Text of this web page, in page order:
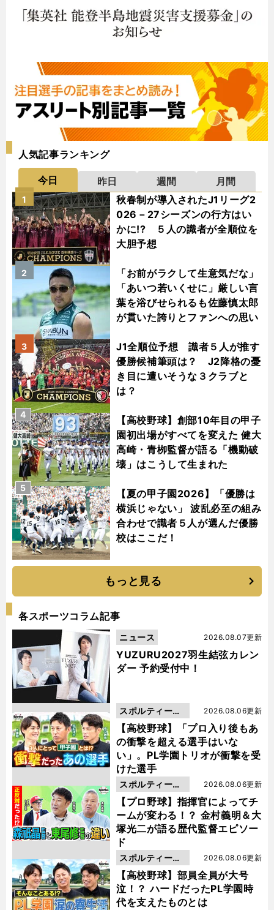
人気記事ランキング
今日 昨日 週間
月間
秋春制が導入されたJ1リーグ2
026－27シーズンの行方はい
かに!? ５人の識者が全順位を
大胆予想
1
「お前がラクして生意気だな」
「あいつ若いくせに」厳しい言
葉を浴びせられるも佐藤慎太郎
が貫いた誇りとファンへの思い
2
J1全順位予想 識者５人が推す
優勝候補筆頭は？ J2降格の憂
き目に遭いそうな３クラブと
は？
3
【高校野球】創部10年目の甲子
園初出場がすべてを変えた 健大
高崎・青栁監督が語る「機動破
壊」はこうして生まれた
4
【夏の甲子園2026】「優勝は
横浜じゃない」 波乱必至の組み
合わせで識者５人が選んだ優勝
校はここだ！
5
もっと見る
各スポーツコラム記事
YUZURU2027羽生結弦カレン
ダー 予約受付中！
2026.08.07更新
ニュース
【高校野球】「プロ入り後もあ
の衝撃を超える選手はいな
い」。PL学園トリオが衝撃を受
けた選手
2026.08.06更新
スポルティーバ
動画
【プロ野球】指揮官によってチ
ームが変わる！？ 金村義明＆大
塚光二が語る歴代監督エピソー
ド
2026.08.06更新
スポルティーバ
動画
【高校野球】部員全員が大号
泣！？ ハードだったPL学園時
代を支えたものとは
2026.08.06更新
スポルティーバ
動画